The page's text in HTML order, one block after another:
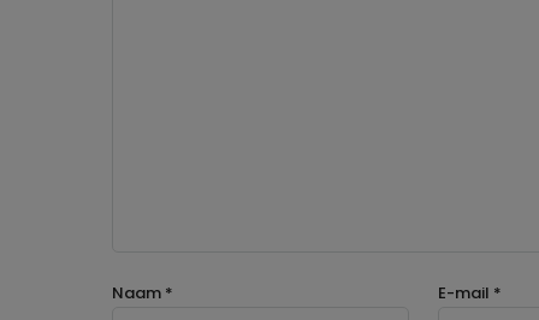
Naam * E-mail *